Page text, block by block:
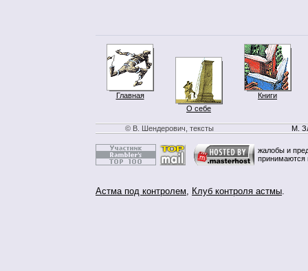
Главная
О себе
Книги
© В. Шендерович, тексты М.
жалобы и
принимаются
Астма под контролем, Клуб контроля астмы.